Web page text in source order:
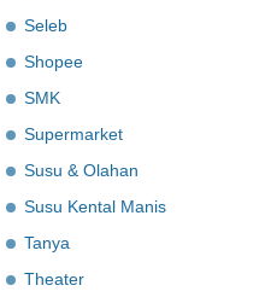
Seleb
Shopee
SMK
Supermarket
Susu & Olahan
Susu Kental Manis
Tanya
Theater